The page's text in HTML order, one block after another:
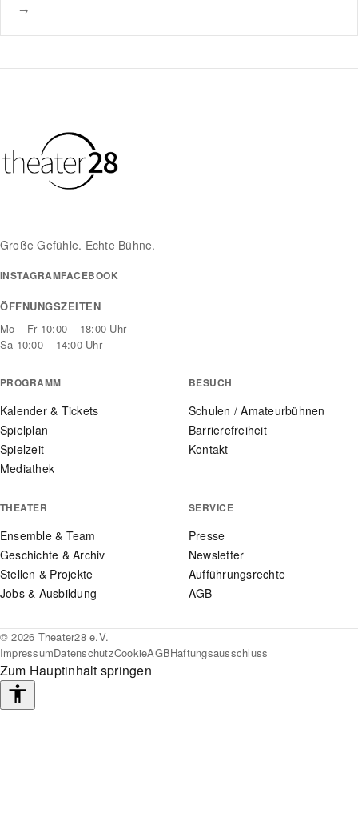
→
Große Gefühle. Echte Bühne.
INSTAGRAMFACEBOOK
ÖFFNUNGSZEITEN
Mo – Fr 10:00 – 18:00 Uhr
Sa 10:00 – 14:00 Uhr
PROGRAMM
Kalender & Tickets
Spielplan
Spielzeit
Mediathek
BESUCH
Schulen / Amateurbühnen
Barrierefreiheit
Kontakt
THEATER
Ensemble & Team
Geschichte & Archiv
Stellen & Projekte
Jobs & Ausbildung
SERVICE
Presse
Newsletter
Aufführungsrechte
AGB
© 2026 Theater28 e.V.
ImpressumDatenschutzCookieAGBHaftungsausschluss
Zum Hauptinhalt springen
Barrierefreiheits-